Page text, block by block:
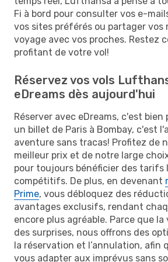
Fi à bord pour consulter vos e-
vos sites préférés ou partager vos
voyage avec vos proches. Restez
profitant de votre vol!
Réservez vos vols
eDreams dès aujourd'hui
Réserver avec eDreams, c'est
un billet de Paris à Bombay, c'est
aventure sans tracas! Profitez de
meilleur prix et de notre large
pour toujours bénéficier des tarifs
compétitifs. De plus, en devenant
Prime, vous débloquez des
avantages exclusifs, rendant
encore plus agréable. Parce que
des surprises, nous offrons des
la réservation et l’annulation, afin
vous adapter aux imprévus sans